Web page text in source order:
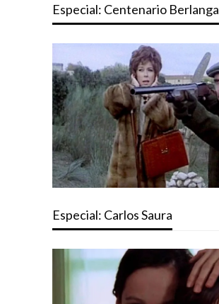
Especial: Centenario Berlanga
Especial: Carlos Saura